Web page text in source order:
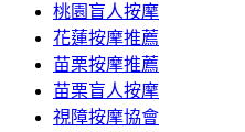
桃園盲人按摩
花蓮按摩推薦
苗栗按摩推薦
苗栗盲人按摩
視障按摩協會